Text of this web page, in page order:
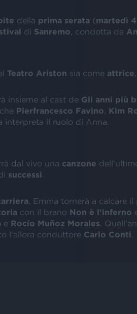
della prima serata (martedì
di Sanremo , condotta da
Teatro Ariston sia come attrice
insieme al cast de Gli anni più
Pierfrancesco Favino Kim
interpreta il ruolo di Anna.
dal vivo una canzone
successi
, Emma tornerà a calcare
con il brano Non è l'inferno
e Rocío Muñoz Morales .
l'allora conduttore Carlo Conti